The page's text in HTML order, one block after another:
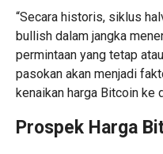
“Secara historis, siklus
bullish dalam jangka
permintaan yang tetap
pasokan akan menjadi
kenaikan harga Bitcoin ke
Prospek Harga